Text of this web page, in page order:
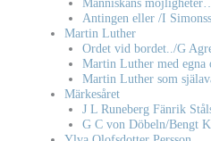
Människans
Antingen eller /I
Martin Luther
Ordet vid bordet../G
Martin Luther med egna
Martin Luther som
Märkesåret
J L Runeberg Fänrik
G C von Döbeln/Bengt